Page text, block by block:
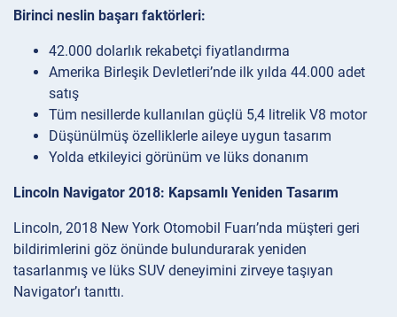
Birinci neslin başarı faktörleri:
42.000 dolarlık rekabetçi fiyatlandırma
Amerika Birleşik Devletleri’nde ilk yılda 44.000 adet
satış
Tüm nesillerde kullanılan güçlü 5,4 litrelik V8 motor
Düşünülmüş özelliklerle aileye uygun tasarım
Yolda etkileyici görünüm ve lüks donanım
Lincoln Navigator 2018: Kapsamlı Yeniden Tasarım
Lincoln, 2018 New York Otomobil Fuarı’nda müşteri geri
bildirimlerini göz önünde bulundurarak yeniden
tasarlanmış ve lüks SUV deneyimini zirveye taşıyan
Navigator’ı tanıttı.